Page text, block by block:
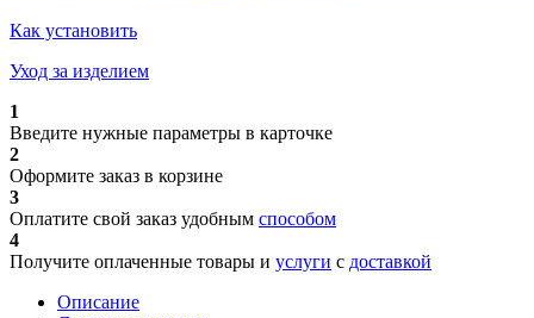
Как установить
Уход за изделием
1
Введите нужные параметры в карточке
2
Оформите заказ в корзине
3
Оплатите свой заказ удобным способом
4
Получите оплаченные товары и услуги с доставкой
Описание